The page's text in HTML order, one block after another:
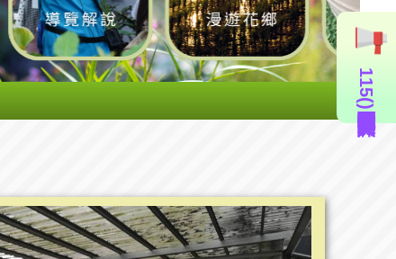
115年度造園景觀丙級技術士證照輔導班(即測即評周六班)